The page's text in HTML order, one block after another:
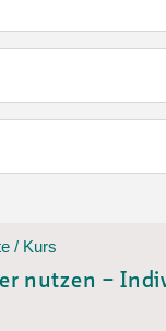
/ Kurs
nutzen –